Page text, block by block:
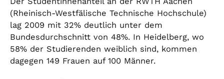
(Rheinisch-Westfälische Technische Hochschule)
lag 2009 mit 32% deutlich unter dem
Bundesdurchschnitt von 48%. In Heidelberg, wo
58% der Studierenden weiblich sind, kommen
dagegen 149 Frauen auf 100 Männer.